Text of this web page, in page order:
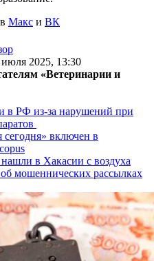
Макс и ВК
июля 2025, 13:30
«Ветеринарии и
в РФ из-за нарушений при
включен в
в Хакасии с воздуха
об мошеннических рассылках